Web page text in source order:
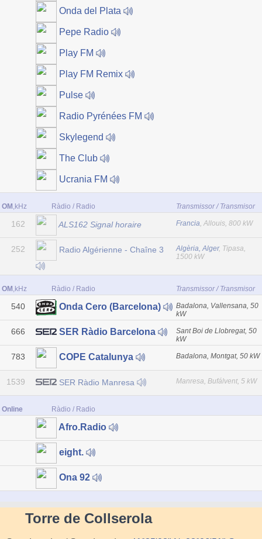
Onda del Plata
Pepe Radio
Play FM
Play FM Remix
Pulse
Radio Pyrénées FM
Skylegend
The Club
Ucrania FM
OM ,kHz Ràdio / Radio Transmissor / Transmisor
162 ALS162 Signal horaire Francia, Allouis, 800 kW
252 Radio Algérienne - Chaîne 3 Algèria, Alger, Tipasa,
1500 kW
OM ,kHz Ràdio / Radio Transmissor / Transmisor
540 Onda Cero (Barcelona)
Badalona, Vallensana, 50
kW
666 SER Ràdio Barcelona
Sant Boi de Llobregat, 50
kW
783 COPE Catalunya Badalona, Montgat, 50 kW
1539 SER Ràdio Manresa Manresa, Bufálvent, 5 kW
Online Ràdio / Radio
Afro.Radio
eight.
Ona 92
Torre de Collserola